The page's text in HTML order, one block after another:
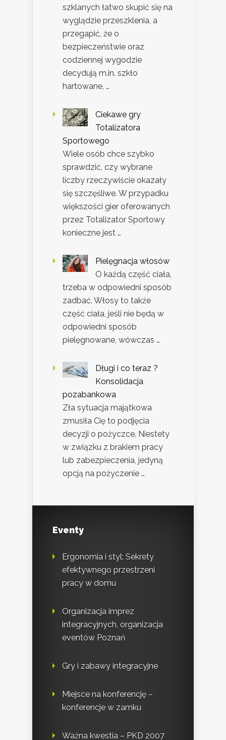
szklanych łatwo skupić się na
wyglądzie przeszklenia, a
przegapić, że o
bezpieczeństwie oraz
codziennej wygodzie
decydują m.in. szkło
hartowane, …
Ciekawe gry
Totalizatora
Sportowego
Wiele osób chce szybko
sprawdzić, czy wybrane
liczby rzeczywiście okazały
się szczęśliwe. W przypadku
większości gier oferowanych
przez Totalizator Sportowy
konieczne jest …
Pielęgnacja włosów
O każdą część ciała,
trzeba w odpowiedni sposób
zadbać. Włosy to także
część ciała, jeśli nie będą w
odpowiedni sposób
pielęgnowane, wówczas …
Długi i co teraz ?
Konsolidacja
pozabankowa
Zła sytuacja majątkowa
zmusiła Cię to podjęcia
decyzji o pożyczce. Niestety
w związku z brakiem pracy
lub zabezpieczenia, jedyną
opcją na pożyczenie …
Eventy
Ergonomia i styl: Sekrety
efektywnego przestrzeni
pracy w domu
Organizacja imprez
integracyjnych, organizacja
eventów Poznań
Gry i zabawy integracyjne
Miejsce na konferencję –
konferencje w zamku
Ważna kwestia – PKD 2007